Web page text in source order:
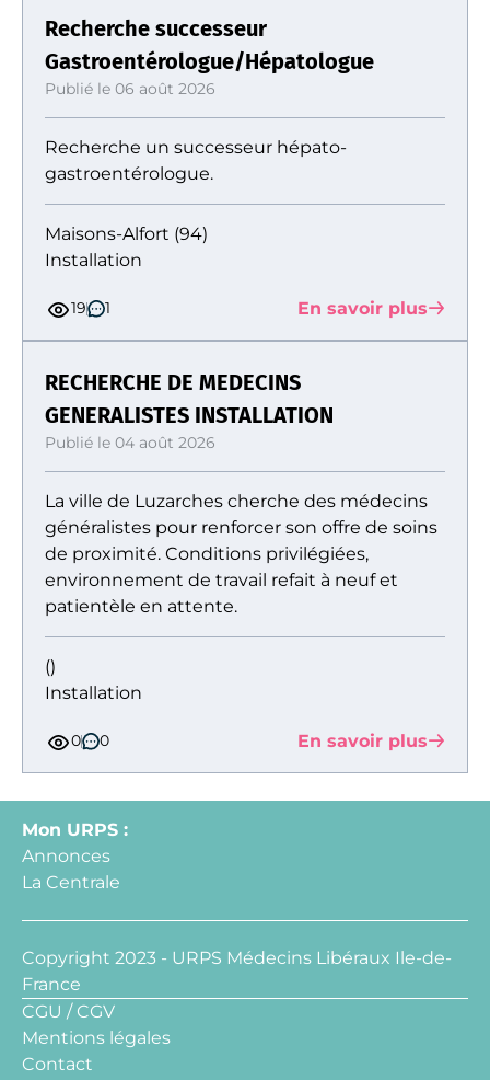
Recherche successeur
Gastroentérologue/Hépatologue
Publié le 06 août 2026
Recherche un successeur hépato-
gastroentérologue.
Maisons-Alfort (94)
Installation
19 1 En savoir plus
RECHERCHE DE MEDECINS
GENERALISTES INSTALLATION
Publié le 04 août 2026
La ville de Luzarches cherche des médecins
généralistes pour renforcer son offre de soins
de proximité. Conditions privilégiées,
environnement de travail refait à neuf et
patientèle en attente.
()
Installation
0 0 En savoir plus
Mon URPS :
Annonces
La Centrale
Copyright 2023 - URPS Médecins Libéraux Ile-de-
France
CGU / CGV
Mentions légales
Contact